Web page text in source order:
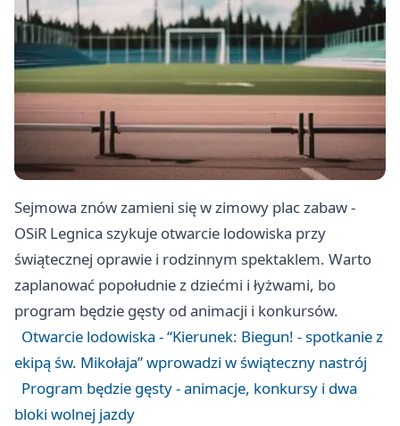
Sejmowa znów zamieni się w zimowy plac zabaw -
OSiR Legnica szykuje otwarcie lodowiska przy
świątecznej oprawie i rodzinnym spektaklem. Warto
zaplanować popołudnie z dziećmi i łyżwami, bo
program będzie gęsty od animacji i konkursów.
Otwarcie lodowiska - “Kierunek: Biegun! - spotkanie z
ekipą św. Mikołaja” wprowadzi w świąteczny nastrój
Program będzie gęsty - animacje, konkursy i dwa
bloki wolnej jazdy